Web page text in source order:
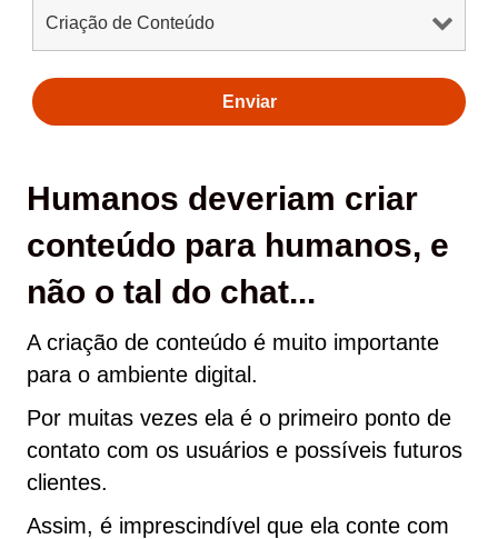
Humanos deveriam criar
conteúdo para humanos, e
não o tal do chat...
A criação de conteúdo é muito importante
para o ambiente digital.
Por muitas vezes ela é o primeiro ponto de
contato com os usuários e possíveis futuros
clientes.
Assim, é imprescindível que ela conte com